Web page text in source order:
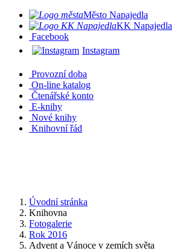
Město Napajedla
KK Napajedla
Facebook
Instagram
Provozní doba
On-line katalog
Čtenářské konto
E-knihy
Nové knihy
Knihovní řád
Úvodní stránka
Knihovna
Fotogalerie
Rok 2016
Advent a Vánoce v zemích světa